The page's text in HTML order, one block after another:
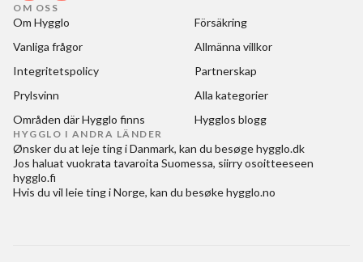
OM OSS
Om Hygglo
Försäkring
Vanliga frågor
Allmänna villkor
Integritetspolicy
Partnerskap
Prylsvinn
Alla kategorier
Områden där Hygglo finns
Hygglos blogg
HYGGLO I ANDRA LÄNDER
Ønsker du at leje ting i Danmark, kan du besøgehygglo.dk
Jos haluat vuokrata tavaroita Suomessa, siirry osoitteeseen
hygglo.fi
Hvis du vil leie ting i Norge, kan du besøkehygglo.no